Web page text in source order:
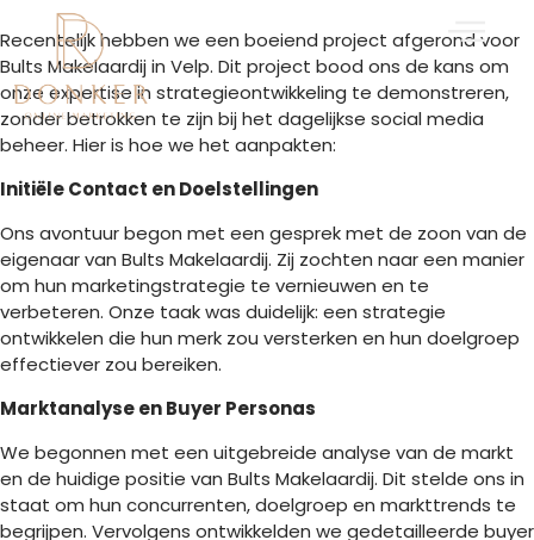
naar
de
inhoud
Recentelijk hebben we een boeiend project afgerond voor
Bults Makelaardij in Velp. Dit project bood ons de kans om
onze expertise in strategieontwikkeling te demonstreren,
zonder betrokken te zijn bij het dagelijkse social media
beheer. Hier is hoe we het aanpakten:
Initiële Contact en Doelstellingen
Ons avontuur begon met een gesprek met de zoon van de
eigenaar van Bults Makelaardij. Zij zochten naar een manier
om hun marketingstrategie te vernieuwen en te
verbeteren. Onze taak was duidelijk: een strategie
ontwikkelen die hun merk zou versterken en hun doelgroep
effectiever zou bereiken.
Marktanalyse en Buyer Personas
We begonnen met een uitgebreide analyse van de markt
en de huidige positie van Bults Makelaardij. Dit stelde ons in
staat om hun concurrenten, doelgroep en markttrends te
begrijpen. Vervolgens ontwikkelden we gedetailleerde buyer